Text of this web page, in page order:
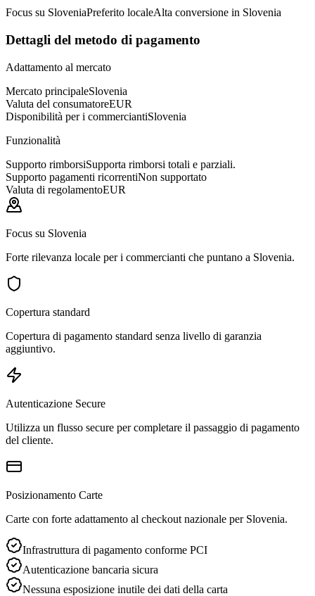
Focus su SloveniaPreferito localeAlta conversione in Slovenia
Dettagli del metodo di pagamento
Adattamento al mercato
Mercato principaleSlovenia
Valuta del consumatoreEUR
Disponibilità per i commerciantiSlovenia
Funzionalità
Supporto rimborsiSupporta rimborsi totali e parziali.
Supporto pagamenti ricorrentiNon supportato
Valuta di regolamentoEUR
Focus su Slovenia
Forte rilevanza locale per i commercianti che puntano a Slovenia.
Copertura standard
Copertura di pagamento standard senza livello di garanzia
aggiuntivo.
Autenticazione Secure
Utilizza un flusso secure per completare il passaggio di pagamento
del cliente.
Posizionamento Carte
Carte con forte adattamento al checkout nazionale per Slovenia.
Infrastruttura di pagamento conforme PCI
Autenticazione bancaria sicura
Nessuna esposizione inutile dei dati della carta